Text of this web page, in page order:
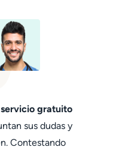
servicio gratuito
sus dudas y
Contestando